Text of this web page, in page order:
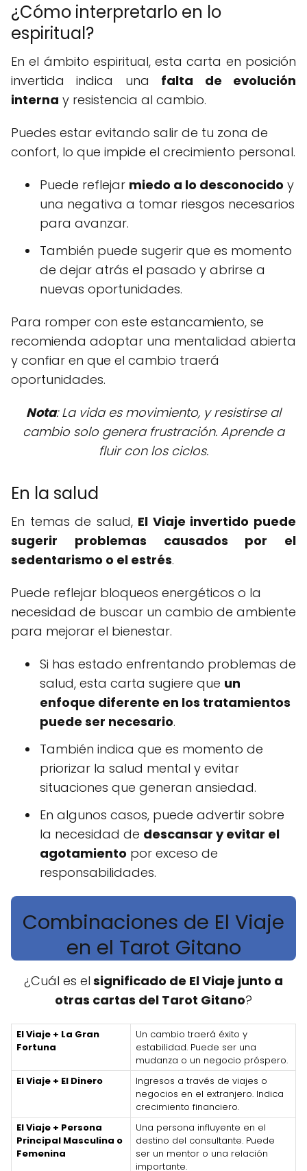
¿Cómo interpretarlo en lo
espiritual?
En el ámbito espiritual, esta carta en posición
invertida indica una falta de evolución
interna y resistencia al cambio.
Puedes estar evitando salir de tu zona de
confort, lo que impide el crecimiento personal.
Puede reflejar miedo a lo desconocido y
una negativa a tomar riesgos necesarios
para avanzar.
También puede sugerir que es momento
de dejar atrás el pasado y abrirse a
nuevas oportunidades.
Para romper con este estancamiento, se
recomienda adoptar una mentalidad abierta
y confiar en que el cambio traerá
oportunidades.
Nota: La vida es movimiento, y resistirse al
cambio solo genera frustración. Aprende a
fluir con los ciclos.
En la salud
En temas de salud, El Viaje invertido puede
sugerir problemas causados por el
sedentarismo o el estrés.
Puede reflejar bloqueos energéticos o la
necesidad de buscar un cambio de ambiente
para mejorar el bienestar.
Si has estado enfrentando problemas de
salud, esta carta sugiere que un
enfoque diferente en los tratamientos
puede ser necesario.
También indica que es momento de
priorizar la salud mental y evitar
situaciones que generan ansiedad.
En algunos casos, puede advertir sobre
la necesidad de descansar y evitar el
agotamiento por exceso de
responsabilidades.
Combinaciones de El Viaje
en el Tarot Gitano
¿Cuál es el significado de El Viaje junto a
otras cartas del Tarot Gitano?
El Viaje + La Gran
Fortuna
Un cambio traerá éxito y
estabilidad. Puede ser una
mudanza o un negocio próspero.
El Viaje + El Dinero
Ingresos a través de viajes o
negocios en el extranjero. Indica
crecimiento financiero.
El Viaje + Persona
Principal Masculina o
Femenina
Una persona influyente en el
destino del consultante. Puede
ser un mentor o una relación
importante.